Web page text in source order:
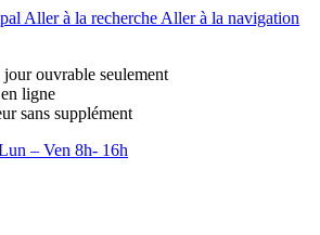
Aller à la recherche Aller à la navigation
ouvrable seulement
ligne
sans supplément
– Ven 8h- 16h